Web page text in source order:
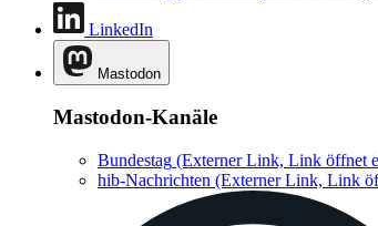
LinkedIn
Mastodon
Mastodon-Kanäle
Bundestag (Externer Link, Link öffnet
hib-Nachrichten (Externer Link, Link